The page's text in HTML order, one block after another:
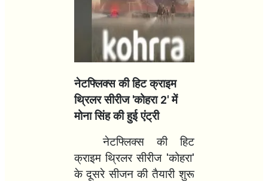
नेटफ्लिक्स की हिट क्राइम
थ्रिलर सीरीज'कोहरा2'में
मोना सिंह की हुई एंट्री
नेटफ्लिक्स की हिट
क्राइम थ्रिलर सीरीज 'कोहरा'
के दूसरे सीजन की तैयारी शुरू